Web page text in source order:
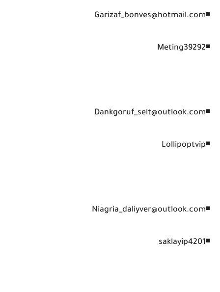
◾Garizaf_bonves@hotmail.com
◾Meting39292
◾Dankgoruf_selt@outlook.com
◾Lollipoptvip
◾Niagria_daliyver@outlook.com
◾saklayip4201